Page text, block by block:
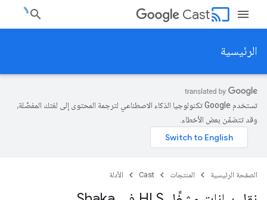
cast
Cast
الرئيسية
تستخدم Google تكنولوجيا الذكاء الاصطناعي لترجمة المحتوى إلى لغتك المفضّلة،
وقد تتضمّن بعض الأخطاء.
الصفحة الرئيسية المنتجات Cast الأدلة